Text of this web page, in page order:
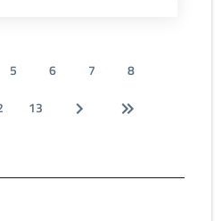
5 6 7
8
13